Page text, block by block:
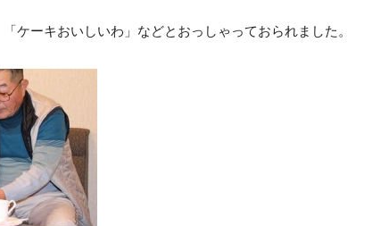
ケーキおいしいわ」などとおっしゃっておられました。